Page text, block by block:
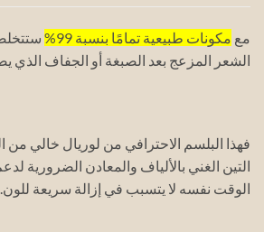
مع مكونات طبيعية تمامًا بنسبة 99%
الشعر المزعج بعد الصبغة أو الجفاف الذي
فهذا البلسم الاحترافي من لوريال خالي
التين الغني بالألياف والمعادن الضرورية
الوقت نفسه لا يتسبب في إزالة سريعة للون.